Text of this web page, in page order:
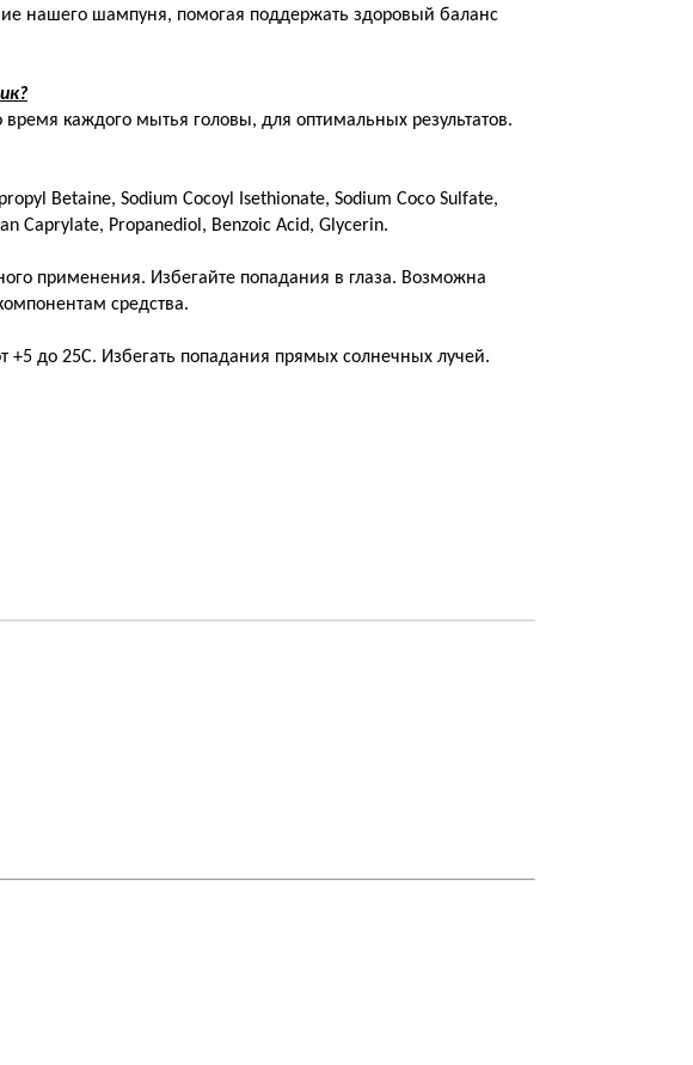
нашего шампуня, помогая поддержать здоровый баланс
время каждого мытья головы, для оптимальных результатов.
Betaine, Sodium Cocoyl Isethionate, Sodium Coco Sulfate,
Caprylate, Propanediol, Benzoic Acid, Glycerin.
применения. Избегайте попадания в глаза. Возможна
средства.
+5 до 25С. Избегать попадания прямых солнечных лучей.